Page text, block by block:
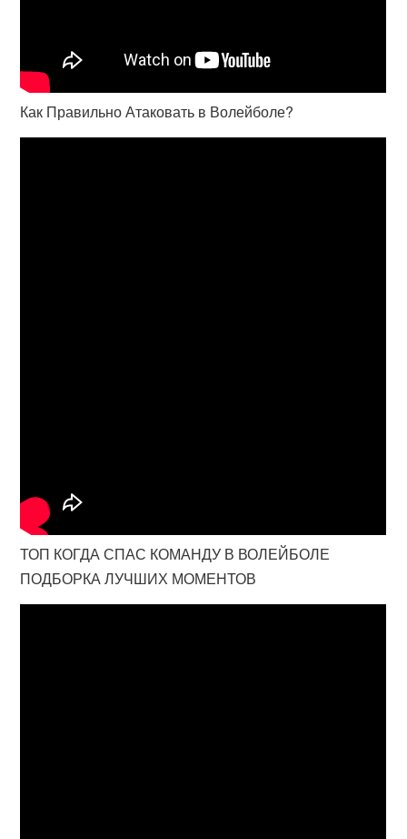
Как Правильно Атаковать в Волейболе?
ТОП КОГДА СПАС КОМАНДУ В ВОЛЕЙБОЛЕ
ПОДБОРКА ЛУЧШИХ МОМЕНТОВ